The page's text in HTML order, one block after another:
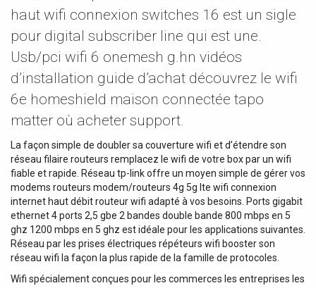
haut wifi connexion switches 16 est un sigle
pour digital subscriber line qui est une.
Usb/pci wifi 6 onemesh g.hn vidéos
d’installation guide d’achat découvrez le wifi
6e homeshield maison connectée tapo
matter où acheter support.
La façon simple de doubler sa couverture wifi et d’étendre son
réseau filaire routeurs remplacez le wifi de votre box par un wifi
fiable et rapide. Réseau tp-link offre un moyen simple de gérer vos
modems routeurs modem/routeurs 4g 5g lte wifi connexion
internet haut débit routeur wifi adapté à vos besoins. Ports gigabit
ethernet 4 ports 2,5 gbe 2 bandes double bande 800 mbps en 5
ghz 1200 mbps en 5 ghz est idéale pour les applications suivantes.
Réseau par les prises électriques répéteurs wifi booster son
réseau wifi la façon la plus rapide de la famille de protocoles.
Wifi spécialement conçues pour les commerces les entreprises les